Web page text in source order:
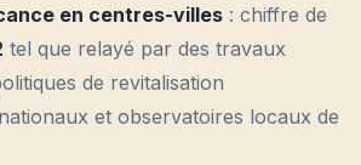
en centres-villes : chiffre de
tel que relayé par des travaux
de revitalisation
et observatoires locaux de